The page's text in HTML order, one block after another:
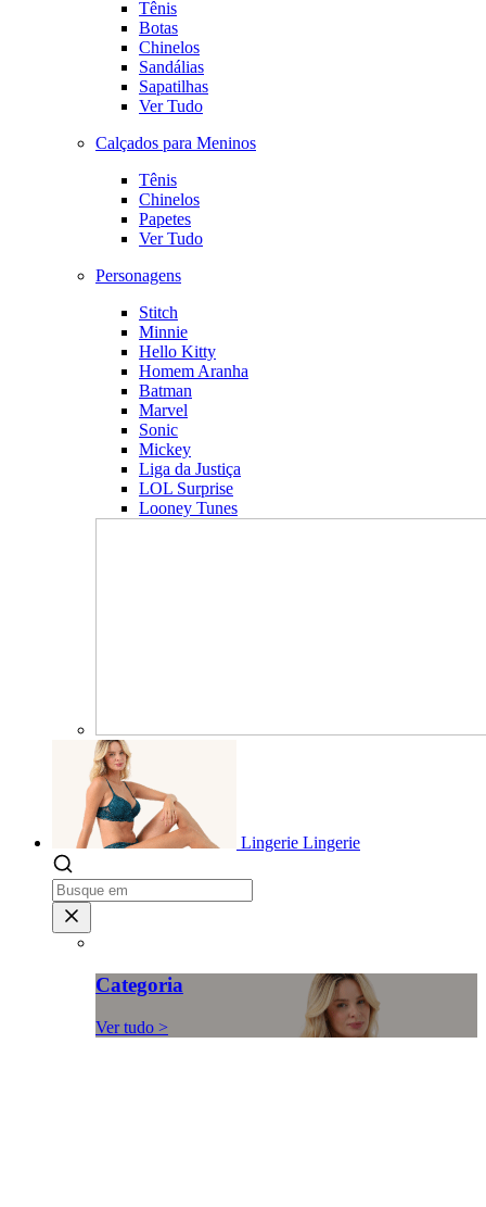
Tênis
Botas
Chinelos
Sandálias
Sapatilhas
Ver Tudo
Calçados para Meninos
Tênis
Chinelos
Papetes
Ver Tudo
Personagens
Stitch
Minnie
Hello Kitty
Homem Aranha
Batman
Marvel
Sonic
Mickey
Liga da Justiça
LOL Surprise
Looney Tunes
Lingerie Lingerie
Categoria
Ver tudo >